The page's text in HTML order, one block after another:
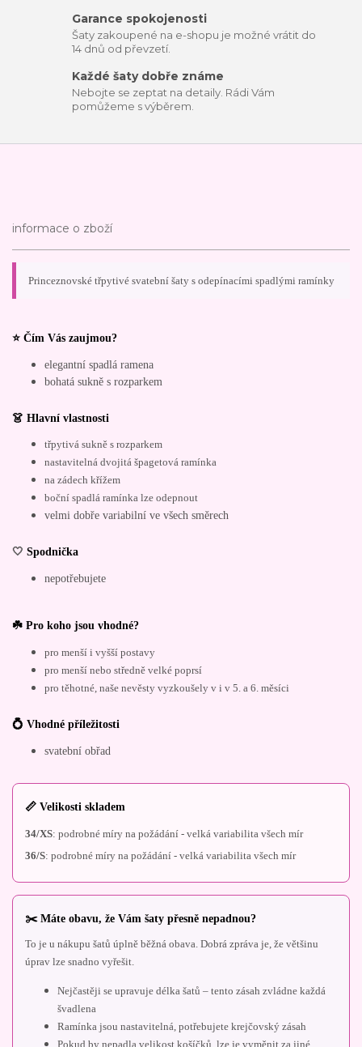
Garance spokojenosti
Šaty zakoupené na e-shopu je možné vrátit do
14 dnů od převzetí.
Každé šaty dobře známe
Nebojte se zeptat na detaily. Rádi Vám
pomůžeme s výběrem.
informace o zboží
Princeznovské třpytivé svatební šaty s odepínacími spadlými ramínky
⭐ Čím Vás zaujmou?
elegantní spadlá ramena
bohatá sukně s rozparkem
👗 Hlavní vlastnosti
třpytivá sukně s rozparkem
nastavitelná dvojitá špagetová ramínka
na zádech křížem
boční spadlá ramínka lze odepnout
velmi dobře variabilní ve všech směrech
🤍 Spodnička
nepotřebujete
☘️ Pro koho jsou vhodné?
pro menší i vyšší postavy
pro menší nebo středně velké poprsí
pro těhotné, naše nevěsty vyzkoušely v i v 5. a 6. měsíci
💍 Vhodné příležitosti
svatební obřad
📏 Velikosti skladem
34/XS: podrobné míry na požádání - velká variabilita všech mír
36/S: podrobné míry na požádání - velká variabilita všech mír
✂️ Máte obavu, že Vám šaty přesně nepadnou?
To je u nákupu šatů úplně běžná obava. Dobrá zpráva je, že většinu
úprav lze snadno vyřešit.
Nejčastěji se upravuje délka šatů – tento zásah zvládne každá
švadlena
Ramínka jsou nastavitelná, potřebujete krejčovský zásah
Pokud by nepadla velikost košíčků, lze je vyměnit za jiné